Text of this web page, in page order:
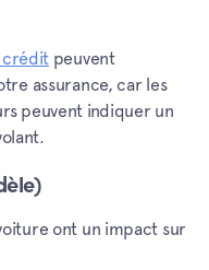
crédit peuvent
assurance, car les
peuvent indiquer un
ont un impact sur